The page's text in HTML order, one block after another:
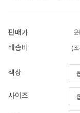
판매가
배송비 (조
색상
사이즈